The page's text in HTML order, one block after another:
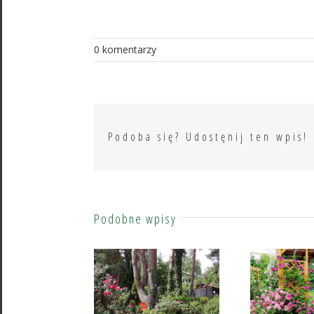
0 komentarzy
Podoba się? Udostęnij ten wpis!
Podobne wpisy